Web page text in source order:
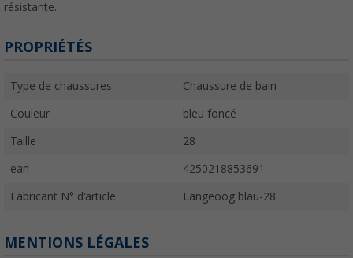
résistante.
PROPRIÉTÉS
Type de chaussures Chaussure de bain
Couleur bleu foncé
Taille 28
ean 4250218853691
Fabricant N° d'article Langeoog blau-28
MENTIONS LÉGALES